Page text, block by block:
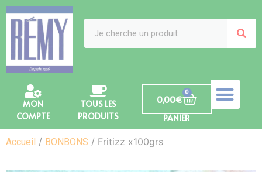
MON
COMPTE
TOUS LES
PRODUITS
0,00€
0
PANIER
Accueil / BONBONS / Fritizz x100grs